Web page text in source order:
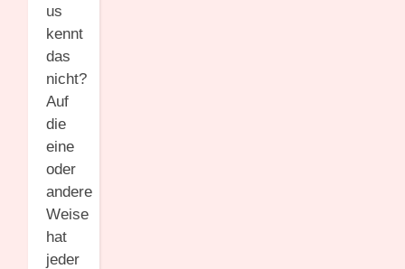
us
kennt
das
nicht?
Auf
die
eine
oder
andere
Weise
hat
jeder